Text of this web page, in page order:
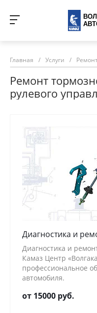
Главная / Услуги /
Ремонт
рулевого
Диагностика и
Диагностика и
Камаз Центр
профессиональное
автомобиля.
от 15000 руб.